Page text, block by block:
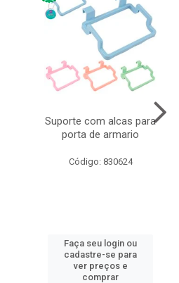
Suporte com alcas para
porta de armario
Código: 830624
Faça seu login ou
cadastre-se para
ver preços e
comprar